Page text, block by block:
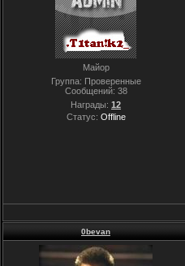
Майор
Группа: Проверенные
Сообщений: 38
Награды: 12
Статус: Offline
0bevan